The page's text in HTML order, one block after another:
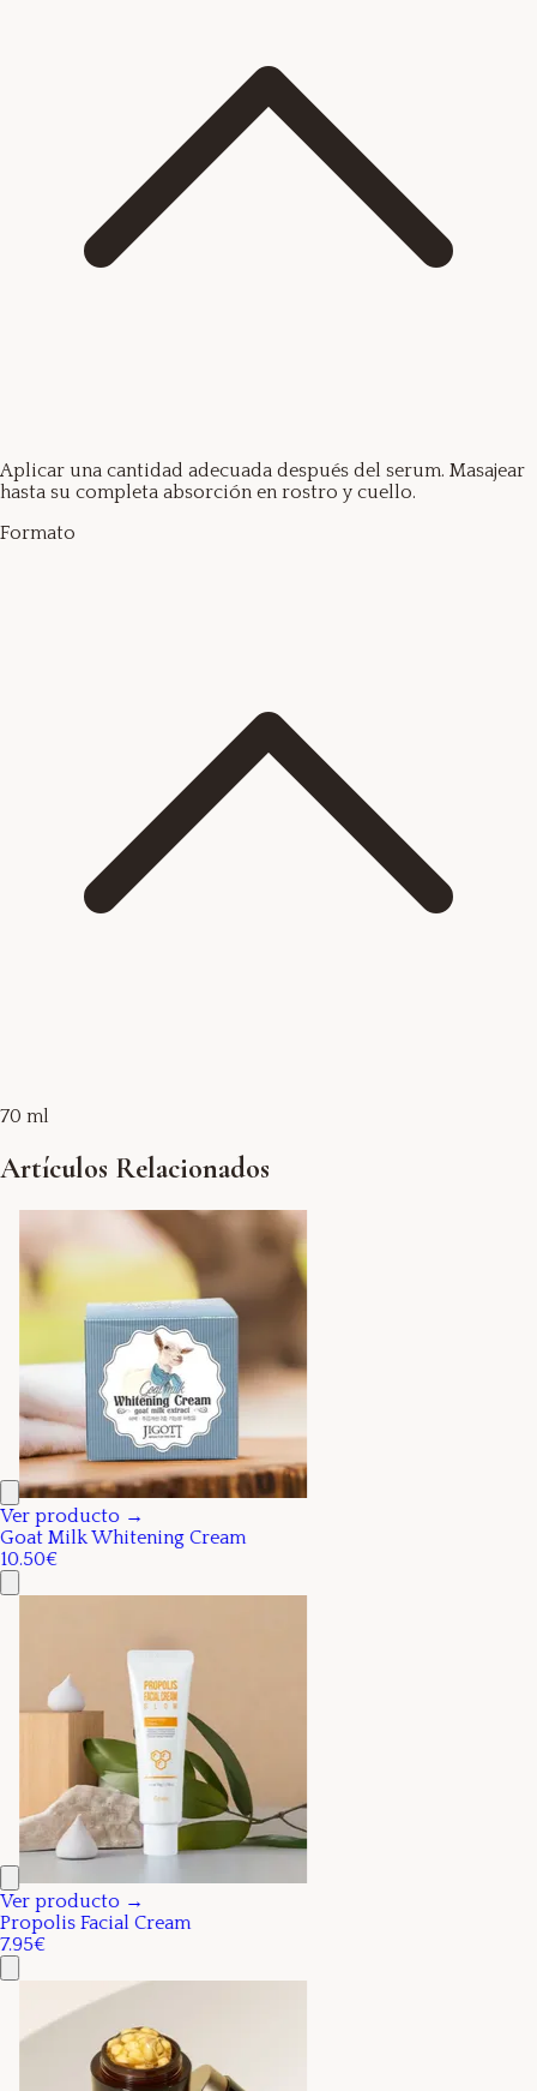
Aplicar una cantidad adecuada después del serum. Masajear
hasta su completa absorción en rostro y cuello.
Formato
70 ml
Artículos Relacionados
Ver producto →
Goat Milk Whitening Cream
10.50€
Ver producto →
Propolis Facial Cream
7.95€